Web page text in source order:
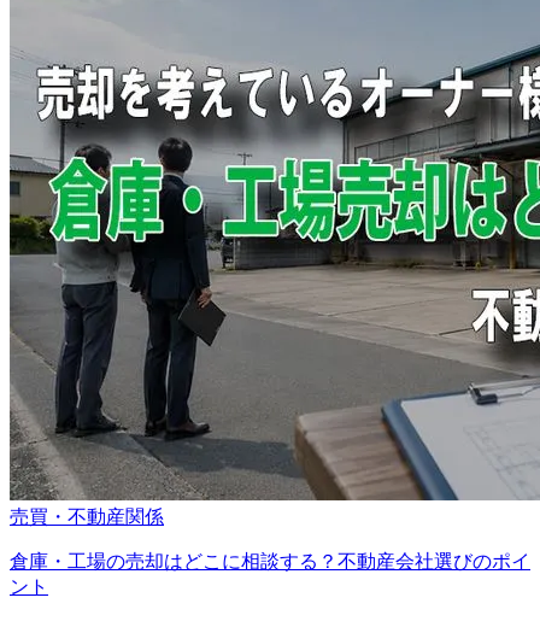
売買・不動産関係
倉庫・工場の売却はどこに相談する？不動産会社選びのポイ
ント